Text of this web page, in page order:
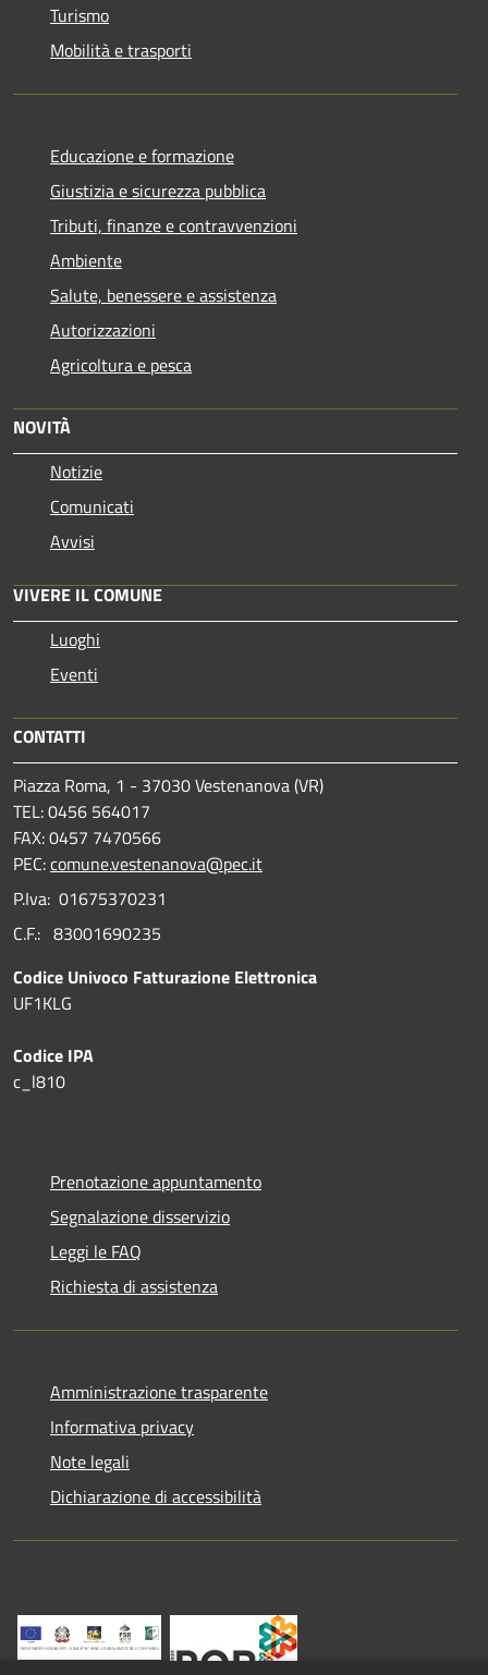
Turismo
Mobilità e trasporti
Educazione e formazione
Giustizia e sicurezza pubblica
Tributi, finanze e contravvenzioni
Ambiente
Salute, benessere e assistenza
Autorizzazioni
Agricoltura e pesca
NOVITÀ
Notizie
Comunicati
Avvisi
VIVERE IL COMUNE
Luoghi
Eventi
CONTATTI
Piazza Roma, 1 - 37030 Vestenanova (VR)
TEL: 0456 564017
FAX: 0457 7470566
PEC:comune.vestenanova@pec.it
P.Iva: 01675370231
C.F.: 83001690235
Codice Univoco Fatturazione Elettronica
UF1KLG
Codice IPA
c_l810
Prenotazione appuntamento
Segnalazione disservizio
Leggi le FAQ
Richiesta di assistenza
Amministrazione trasparente
Informativa privacy
Note legali
Dichiarazione di accessibilità